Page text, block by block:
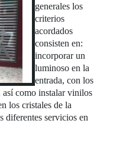
generales los
criterios
acordados
consisten en:
incorporar un
luminoso en la
entrada, con los
como instalar vinilos
los cristales de la
diferentes servicios en